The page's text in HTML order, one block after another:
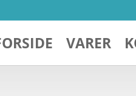
VARER